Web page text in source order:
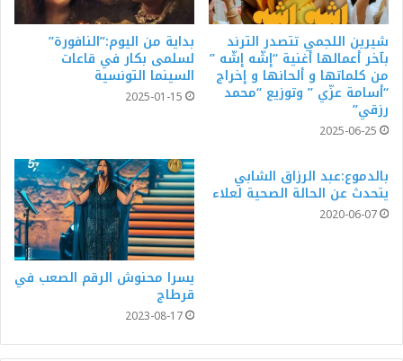
شيرين اللجمي تتصدر الترند
بآخر أعمالها أغنية “إشّه إشّه ”
من كلماتها و ألحانها و إخراج
“أسامة عزّي ” وتوزيع “محمد
رزقي”
2025-06-25
بداية من اليوم:”النافورة”
لسلمى بكار في قاعات
السينما التونسية
2025-01-15
بالدموع:عبد الرزاق الشابي
يتحدث عن الحالة الصحية لعلاء
2020-06-07
يسرا محنوش الرقم الصعب في
قرطاج
2023-08-17